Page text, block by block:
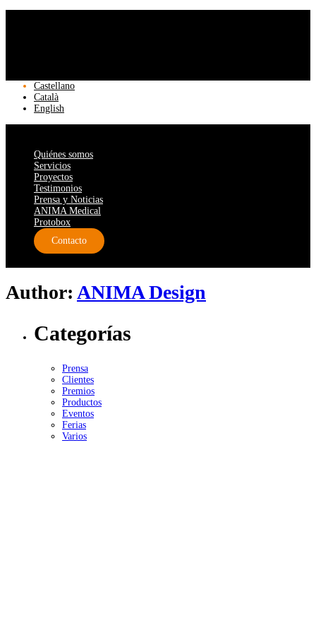
Castellano
Català
English
Quiénes somos
Servicios
Proyectos
Testimonios
Prensa y Noticias
ANIMA Medical
Protobox
Contacto
Author: ANIMA Design
Categorías
Prensa
Clientes
Premios
Productos
Eventos
Ferias
Varios